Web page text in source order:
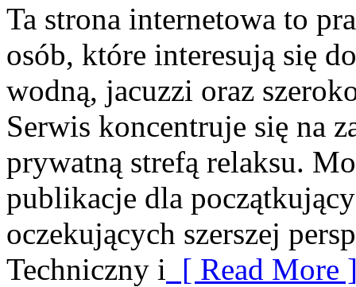
Ta strona internetowa to
osób, które interesują się
wodną, jacuzzi oraz
Serwis koncentruje się na
prywatną strefą relaksu.
publikacje dla
oczekujących szerszej
Techniczny i [ Read More